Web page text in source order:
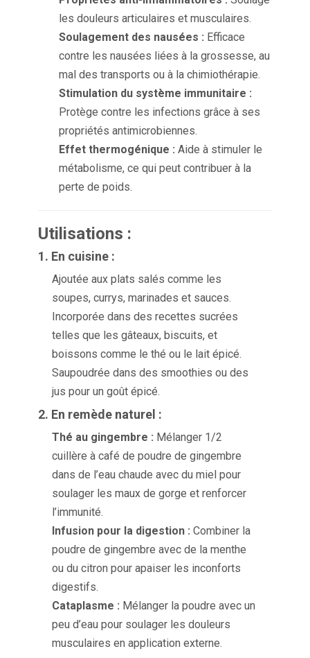
les douleurs articulaires et musculaires.
Soulagement des nausées : Efficace
contre les nausées liées à la grossesse, au
mal des transports ou à la chimiothérapie.
Stimulation du système immunitaire :
Protège contre les infections grâce à ses
propriétés antimicrobiennes.
Effet thermogénique : Aide à stimuler le
métabolisme, ce qui peut contribuer à la
perte de poids.
Utilisations :
1. En cuisine :
Ajoutée aux plats salés comme les
soupes, currys, marinades et sauces.
Incorporée dans des recettes sucrées
telles que les gâteaux, biscuits, et
boissons comme le thé ou le lait épicé.
Saupoudrée dans des smoothies ou des
jus pour un goût épicé.
2. En remède naturel :
Thé au gingembre : Mélanger 1/2
cuillère à café de poudre de gingembre
dans de l’eau chaude avec du miel pour
soulager les maux de gorge et renforcer
l’immunité.
Infusion pour la digestion : Combiner la
poudre de gingembre avec de la menthe
ou du citron pour apaiser les inconforts
digestifs.
Cataplasme : Mélanger la poudre avec un
peu d’eau pour soulager les douleurs
musculaires en application externe.